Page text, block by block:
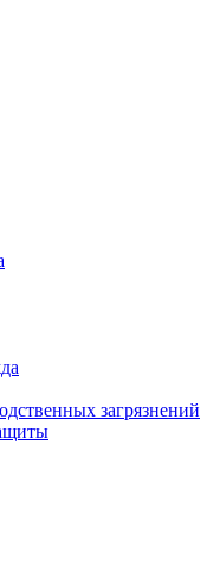
загрязнений